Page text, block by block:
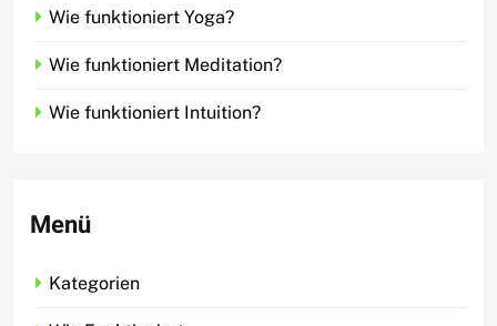
Wie funktioniert Yoga?
Wie funktioniert Meditation?
Wie funktioniert Intuition?
Menü
Kategorien